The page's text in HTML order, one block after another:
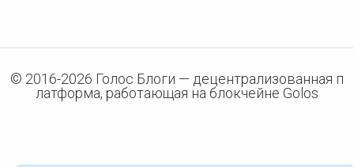
© 2016-2026 Голос Блоги — децентрализованная п
латформа, работающая на блокчейне Golos